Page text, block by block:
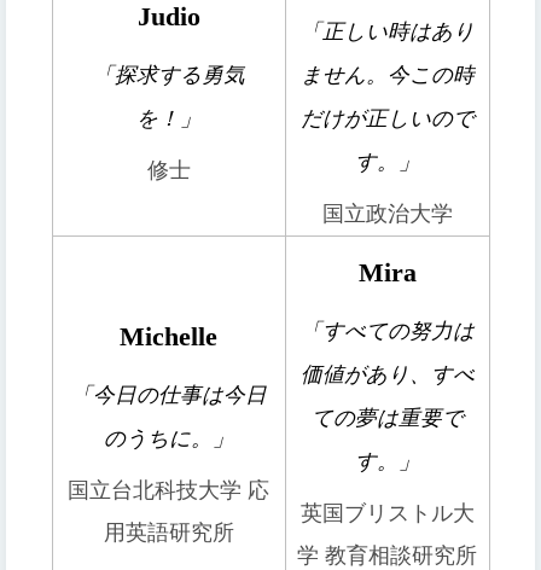
Judio
「探求する勇気
を！」
修士
「正しい時はあり
ません。今この時
だけが正しいので
す。」
国立政治大学
Michelle
「今日の仕事は今日
のうちに。」
国立台北科技大学 応
用英語研究所
Mira
「すべての努力は
価値があり、すべ
ての夢は重要で
す。」
英国ブリストル大
学 教育相談研究所